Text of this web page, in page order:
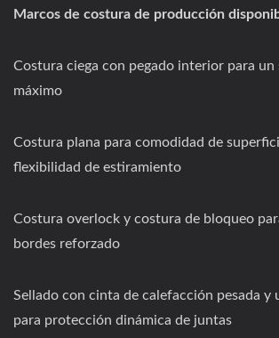
Marcos de costura de producción
Costura ciega con pegado interior para
máximo
Costura plana para comodidad de
flexibilidad de estiramiento
Costura overlock y costura de bloqueo
bordes reforzado
Sellado con cinta de calefacción pesada y
para protección dinámica de juntas